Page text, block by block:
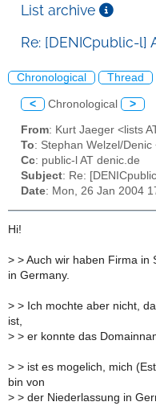
List archive
Re: [DENICpublic-l]
Chronological Thread
< Chronological >
From: Kurt Jaeger <lists
To: Stephan Welzel/Denic
Cc: public-l AT denic.de
Subject: Re:
Date: Mon, 26 Jan 2004
Hi!
> > Auch wir haben Firma in
in Germany.
> > Ich mochte aber nicht,
ist,
> > er konnte das
> > ist es mogelich, mich
bin von
> > der Niederlassung in